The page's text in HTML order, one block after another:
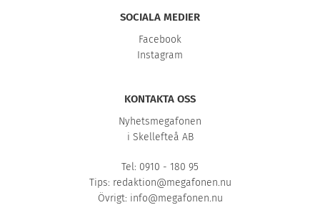
SOCIALA MEDIER
Facebook
Instagram
KONTAKTA OSS
Nyhetsmegafonen
i Skellefteå AB
Tel: 0910 - 180 95
Tips: redaktion@megafonen.nu
Övrigt: info@megafonen.nu